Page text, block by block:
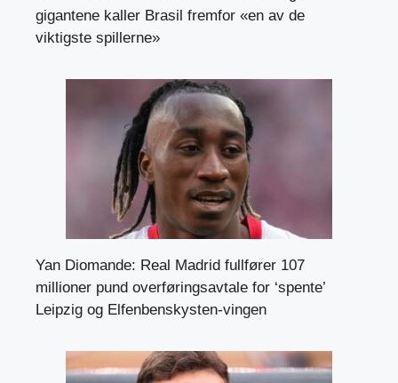
gigantene kaller Brasil fremfor «en av de
viktigste spillerne»
Yan Diomande: Real Madrid fullfører 107
millioner pund overføringsavtale for ‘spente’
Leipzig og Elfenbenskysten-vingen